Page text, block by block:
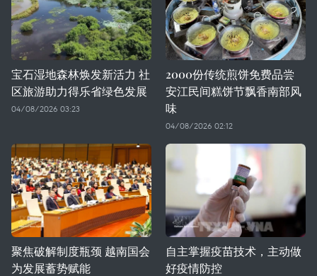
宝石湿地森林焕发新活力 社
区旅游助力得乐省绿色发展
04/08/2026 03:23
2000份传统煎饼免费品尝
安江民间糕饼节飘香南部风
味
04/08/2026 02:12
聚焦破解制度瓶颈 越南国会
为发展蓄势赋能
自主掌握疫苗技术，主动做
好疫情防控